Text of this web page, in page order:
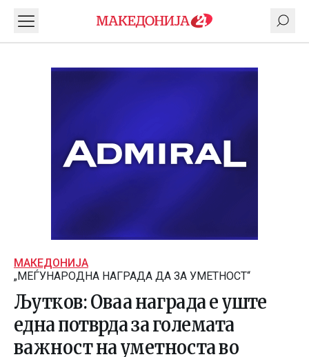
МАКЕДОНИЈА
„МЕЃУНАРОДНА НАГРАДА ДА ЗА УМЕТНОСТ“
Љутков: Оваа награда е уште
една потврда за големата
важност на уметноста во